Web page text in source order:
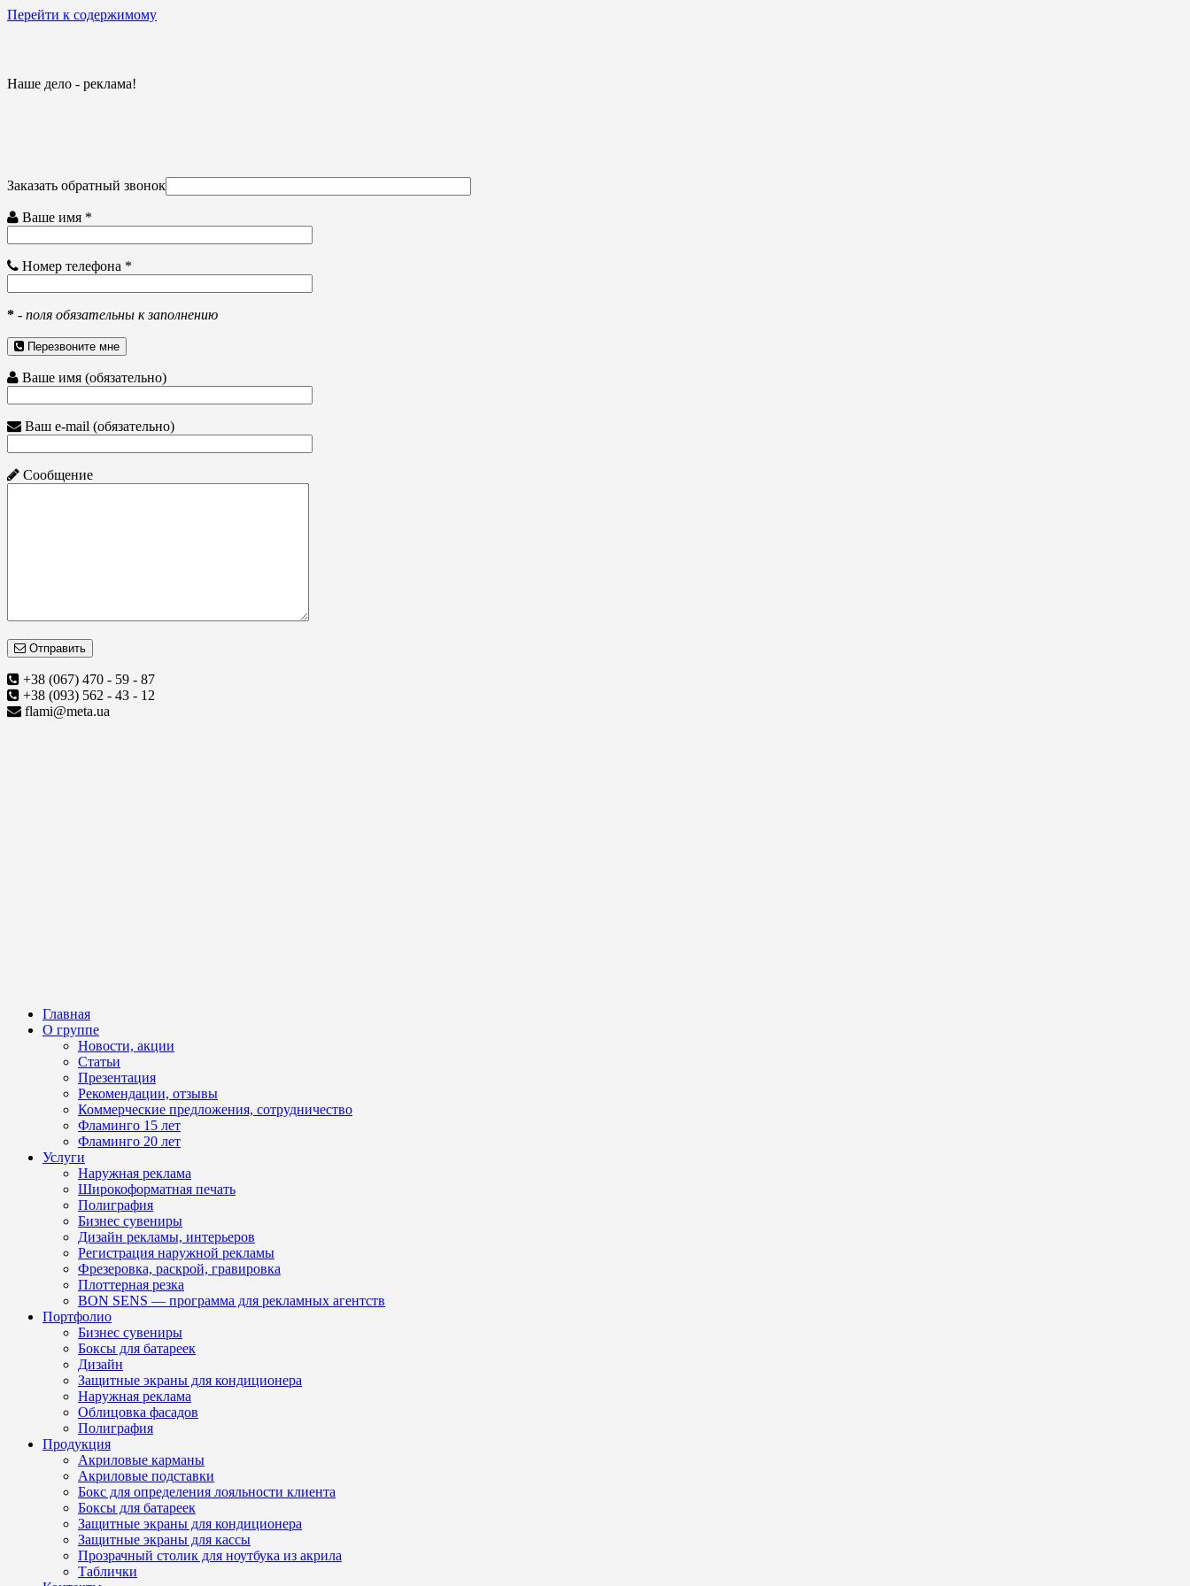
Перейти к содержимому
Наше дело - реклама!
Заказать обратный звонок
Ваше имя *
Номер телефона *
* - поля обязательны к заполнению
Перезвоните мне
Ваше имя (обязательно)
Ваш e-mail (обязательно)
Сообщение
Отправить
+38 (067) 470 - 59 - 87
+38 (093) 562 - 43 - 12
flami@meta.ua
Главная
О группе
Новости, акции
Статьи
Презентация
Рекомендации, отзывы
Коммерческие предложения, сотрудничество
Фламинго 15 лет
Фламинго 20 лет
Услуги
Наружная реклама
Широкоформатная печать
Полиграфия
Бизнес сувениры
Дизайн рекламы, интерьеров
Регистрация наружной рекламы
Фрезеровка, раскрой, гравировка
Плоттерная резка
BON SENS — программа для рекламных агентств
Портфолио
Бизнес сувениры
Боксы для батареек
Дизайн
Защитные экраны для кондиционера
Наружная реклама
Облицовка фасадов
Полиграфия
Продукция
Акриловые карманы
Акриловые подставки
Бокс для определения лояльности клиента
Боксы для батареек
Защитные экраны для кондиционера
Защитные экраны для кассы
Прозрачный столик для ноутбука из акрила
Таблички